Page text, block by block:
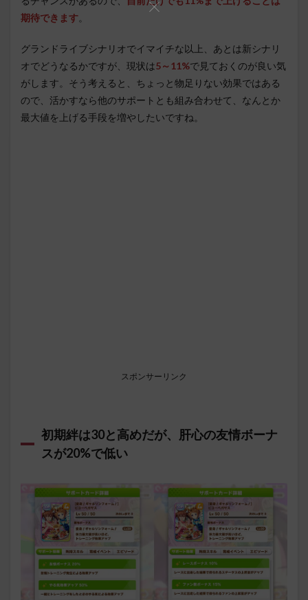
期待できます。
グランドライブシナリオでイマイチな以上、あとは新シナリ
オでどうなるかですが、現状は5～11%で見ておくのが良い気
がします。そう考えると、ちょっと物足りない効果ではある
ので、活かすなら他のサポートとも組み合わせて、なんとか
最大値を上げる手段を増やしたいですね。
スポンサーリンク
初期絆は30と高めだが、肝心の友情ボーナ
スが20%で低い